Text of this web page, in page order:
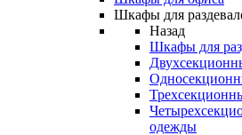
Шкафы для
Назад
Шкафы для
одежды